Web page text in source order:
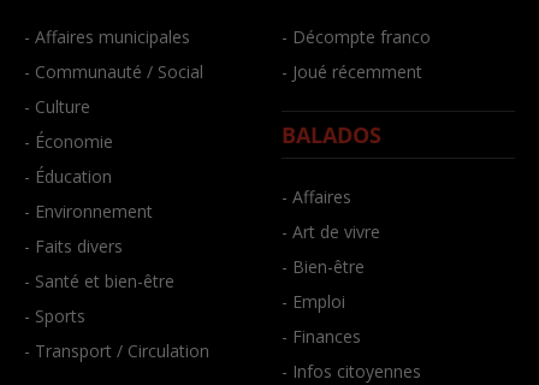
- Affaires municipales
- Communauté / Social
- Culture
- Économie
- Éducation
- Environnement
- Faits divers
- Santé et bien-être
- Sports
- Transport / Circulation
- Décompte franco
- Joué récemment
BALADOS
- Affaires
- Art de vivre
- Bien-être
- Emploi
- Finances
- Infos citoyennes